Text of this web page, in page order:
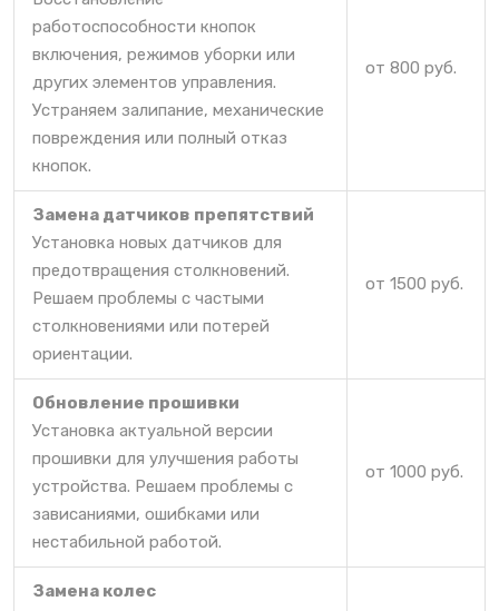
работоспособности кнопок
включения, режимов уборки или
других элементов управления.
Устраняем залипание, механические
повреждения или полный отказ
кнопок.
от 800 руб.
Замена датчиков препятствий
Установка новых датчиков для
предотвращения столкновений.
Решаем проблемы с частыми
столкновениями или потерей
ориентации.
от 1500 руб.
Обновление прошивки
Установка актуальной версии
прошивки для улучшения работы
устройства. Решаем проблемы с
зависаниями, ошибками или
нестабильной работой.
от 1000 руб.
Замена колес